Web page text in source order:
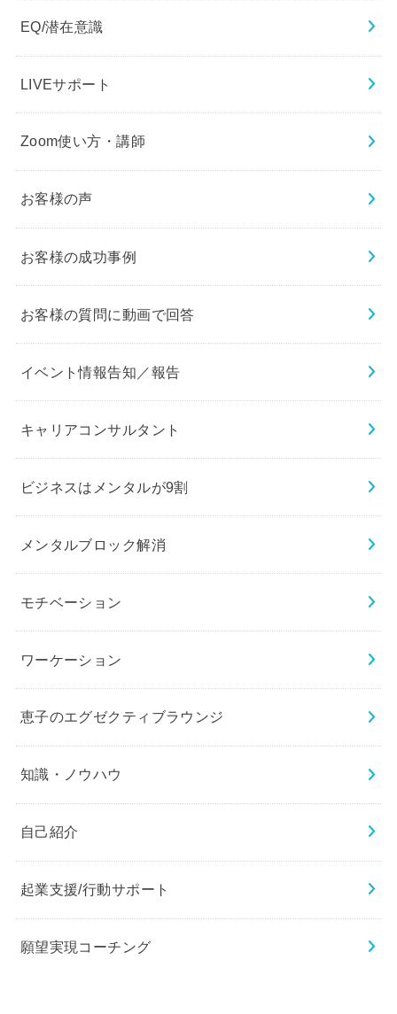
EQ/潜在意識
LIVEサポート
Zoom使い方・講師
お客様の声
お客様の成功事例
お客様の質問に動画で回答
イベント情報告知／報告
キャリアコンサルタント
ビジネスはメンタルが9割
メンタルブロック解消
モチベーション
ワーケーション
恵子のエグゼクティブラウンジ
知識・ノウハウ
自己紹介
起業支援/行動サポート
願望実現コーチング